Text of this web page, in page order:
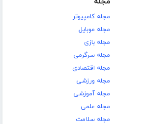
مجله کامپیوتر
مجله موبایل
مجله بازی
مجله سرگرمی
مجله اقتصادی
مجله ورزشی
مجله آموزشی
مجله علمی
مجله سلامت